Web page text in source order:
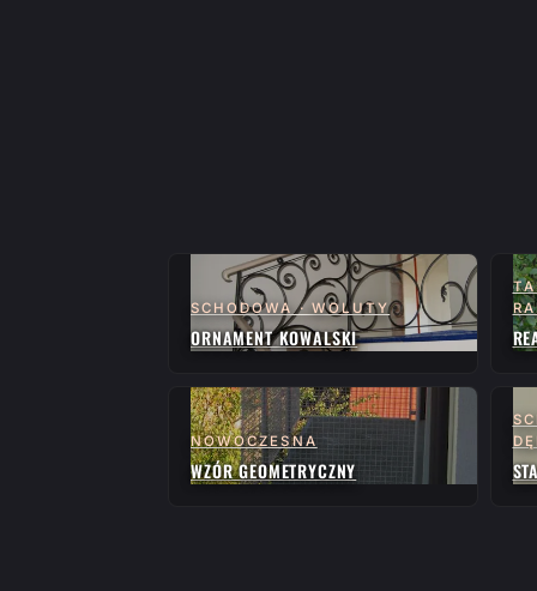
SCHODOWA · WOLUTY
ORNAMENT KOWALSKI
NOWOCZESNA
WZÓR GEOMETRYCZNY